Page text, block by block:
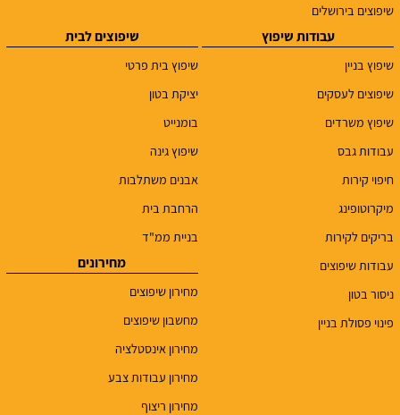
שיפוצים בירושלים
עבודות שיפוץ
שיפוץ בניין
שיפוצים לעסקים
שיפוץ משרדים
עבודות גבס
חיפוי קירות
מיקרוטופינג
בריקים לקירות
עבודות שיפוצים
ניסור בטון
פינוי פסולת בניין
שיפוצים לבית
שיפוץ בית פרטי
יציקת בטון
בומנייט
שיפוץ גינה
אבנים משתלבות
הרחבת בית
בניית ממ"ד
מחירונים
מחירון שיפוצים
מחשבון שיפוצים
מחירון אינסטלציה
מחירון עבודות צבע
מחירון ריצוף